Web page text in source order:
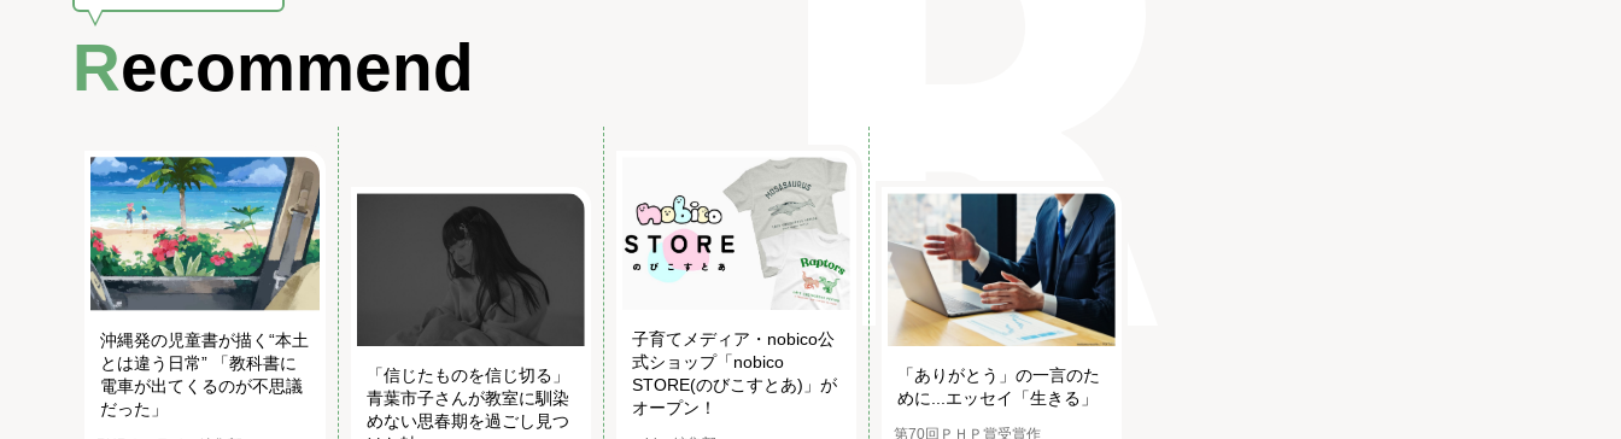
Recommend
沖縄発の児童書が描く“本土
とは違う日常” 「教科書に
電車が出てくるのが不思議
だった」
「信じたものを信じ切る」
青葉市子さんが教室に馴染
めない思春期を過ごし見つ
子育てメディア・nobico公
式ショップ「nobico
STORE(のびこすとあ)」が
オープン！
「ありがとう」の一言のた
めに...エッセイ「生きる」
第70回ＰＨＰ賞受賞作